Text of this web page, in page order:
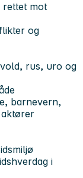
rettet mot
og
rus, uro og
barnevern,
i